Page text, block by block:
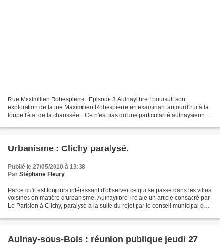
Rue Maximilien Robespierre : Episode 3 Aulnaylibre ! poursuit son
exploration de la rue Maximilien Robespierre en examinant aujourd'hui à la
loupe l'état de la chaussée... Ce n'est pas qu'une particularité aulnaysienne,
Urbanisme : Clichy paralysé.
Publié le 27/05/2010 à 13:38
Par Stéphane Fleury
Parce qu'il est toujours intéressant d'observer ce qui se passe dans les villes
voisines en matière d'urbanisme, Aulnaylibre ! relaie un article consacré par
Le Parisien à Clichy, paralysé à la suite du rejet par le conseil municipal du
Aulnay-sous-Bois : réunion publique jeudi 27